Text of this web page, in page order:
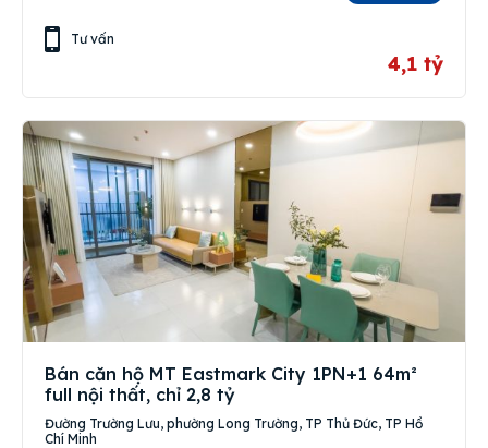
Tư vấn
4,1 tỷ
Bán căn hộ MT Eastmark City 1PN+1 64m²
full nội thất, chỉ 2,8 tỷ
Đường Trường Lưu, phường Long Trường, TP Thủ Đức, TP Hồ
Chí Minh